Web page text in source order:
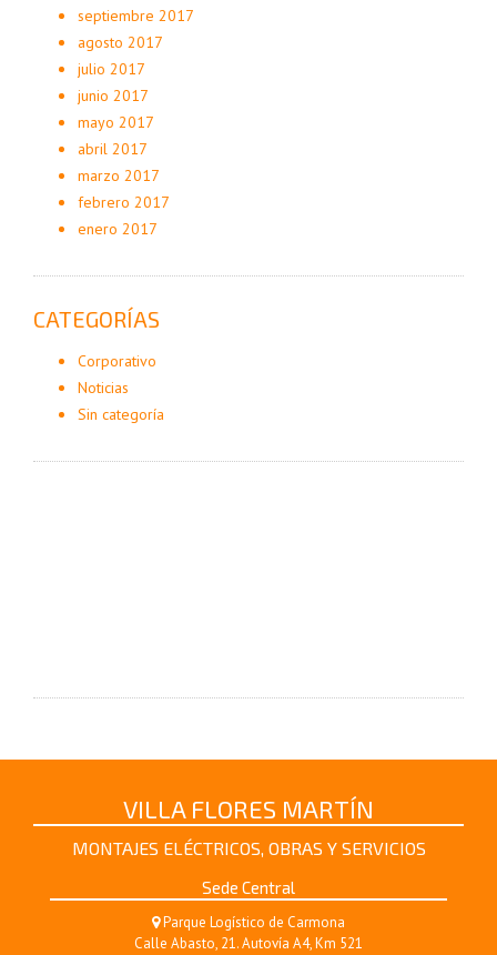
septiembre 2017
agosto 2017
julio 2017
junio 2017
mayo 2017
abril 2017
marzo 2017
febrero 2017
enero 2017
CATEGORÍAS
Corporativo
Noticias
Sin categoría
VILLA FLORES MARTÍN
MONTAJES ELÉCTRICOS, OBRAS Y SERVICIOS
Sede Central
Parque Logístico de Carmona
Calle Abasto, 21. Autovía A4, Km 521